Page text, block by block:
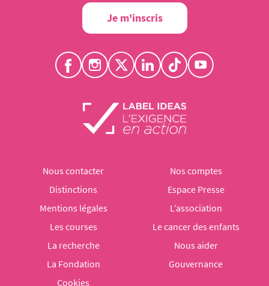
Je m'inscris
Nous contacter
Nos comptes
Distinctions
Espace Presse
Mentions légales
L’association
Les courses
Le cancer des enfants
La recherche
Nous aider
La Fondation
Gouvernance
Cookies